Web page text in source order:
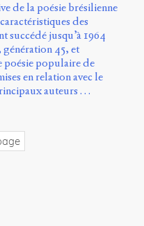
de la poésie brésilienne
des
succédé jusqu’à 1964
45, et
poésie populaire de
en relation avec le
auteurs …